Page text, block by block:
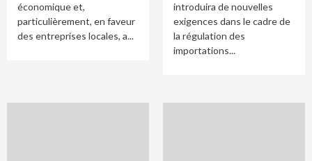
économique et,
particulièrement, en faveur
des entreprises locales, a...
introduira de nouvelles
exigences dans le cadre de
la régulation des
importations...